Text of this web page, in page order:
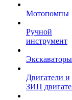
Мотопомпы
Ручной
инструмент
Экскаваторы
Двигатели и
ЗИП